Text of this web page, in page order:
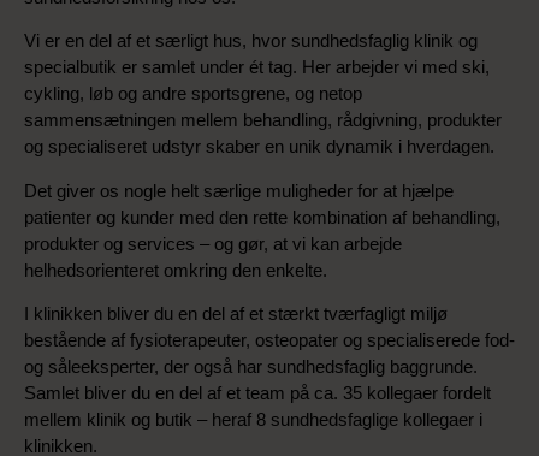
Vi er en del af et særligt hus, hvor sundhedsfaglig klinik og
specialbutik er samlet under ét tag. Her arbejder vi med ski,
cykling, løb og andre sportsgrene, og netop
sammensætningen mellem behandling, rådgivning, produkter
og specialiseret udstyr skaber en unik dynamik i hverdagen.
Det giver os nogle helt særlige muligheder for at hjælpe
patienter og kunder med den rette kombination af behandling,
produkter og services – og gør, at vi kan arbejde
helhedsorienteret omkring den enkelte.
I klinikken bliver du en del af et stærkt tværfagligt miljø
bestående af fysioterapeuter, osteopater og specialiserede fod-
og såleeksperter, der også har sundhedsfaglig baggrunde.
Samlet bliver du en del af et team på ca. 35 kollegaer fordelt
mellem klinik og butik – heraf 8 sundhedsfaglige kollegaer i
klinikken.